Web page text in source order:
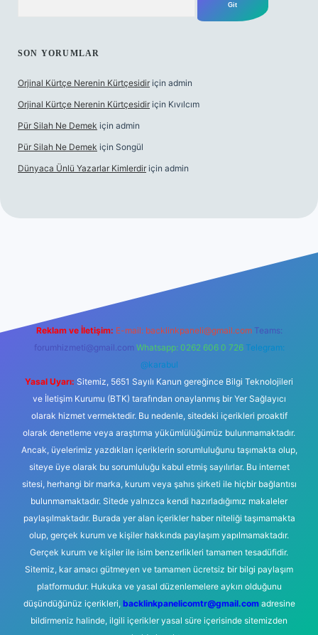
SON YORUMLAR
Orjinal Kürtçe Nerenin Kürtçesidir için admin
Orjinal Kürtçe Nerenin Kürtçesidir için Kıvılcım
Pür Silah Ne Demek için admin
Pür Silah Ne Demek için Songül
Dünyaca Ünlü Yazarlar Kimlerdir için admin
Reklam ve İletişim: E-mail: backlinkpaneli@gmail.com Teams:
forumhizmeti@gmail.com Whatsapp: 0262 606 0 726 Telegram:
@karabul
Yasal Uyarı: Sitemiz, 5651 Sayılı Kanun gereğince Bilgi Teknolojileri
ve İletişim Kurumu (BTK) tarafından onaylanmış bir Yer Sağlayıcı
olarak hizmet vermektedir. Bu nedenle, sitedeki içerikleri proaktif
olarak denetleme veya araştırma yükümlülüğümüz bulunmamaktadır.
Ancak, üyelerimiz yazdıkları içeriklerin sorumluluğunu taşımakta olup,
siteye üye olarak bu sorumluluğu kabul etmiş sayılırlar. Bu internet
sitesi, herhangi bir marka, kurum veya şahıs şirketi ile hiçbir bağlantısı
bulunmamaktadır. Sitede yalnızca kendi hazırladığımız makaleler
paylaşılmaktadır. Burada yer alan içerikler haber niteliği taşımamakta
olup, gerçek kurum ve kişiler hakkında paylaşım yapılmamaktadır.
Gerçek kurum ve kişiler ile isim benzerlikleri tamamen tesadüfidir.
Sitemiz, kar amacı gütmeyen ve tamamen ücretsiz bir bilgi paylaşım
platformudur. Hukuka ve yasal düzenlemelere aykırı olduğunu
düşündüğünüz içerikleri, backlinkpanelicomtr@gmail.comadresine
bildirmeniz halinde, ilgili içerikler yasal süre içerisinde sitemizden